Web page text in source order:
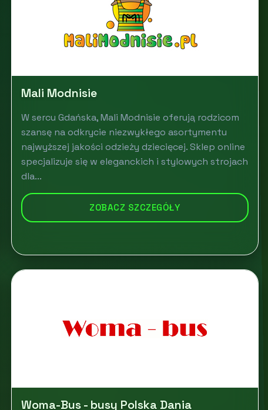
Mali Modnisie
W sercu Gdańska, Mali Modnisie oferują rodzicom
szansę na odkrycie niezwykłego asortymentu
najwyższej jakości odzieży dziecięcej. Sklep online
specjalizuje się w eleganckich i stylowych strojach
dla...
ZOBACZ SZCZEGÓŁY
Woma-Bus - busy Polska Dania